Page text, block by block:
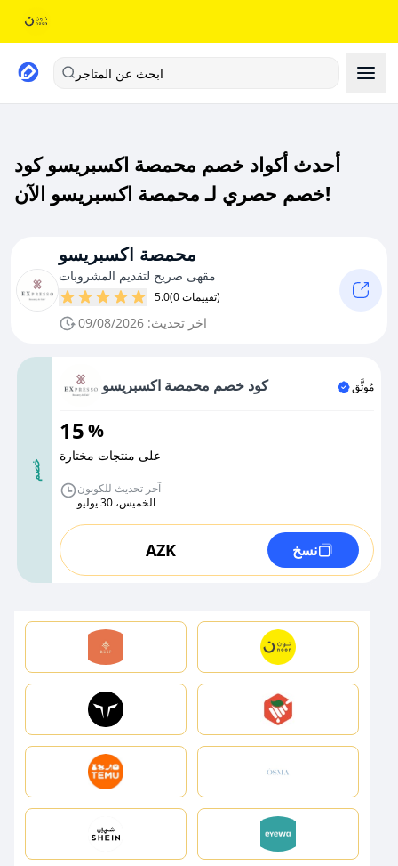
ابحث عن المتاجر
أحدث أكواد خصم محمصة اكسبريسو كود
خصم حصري لـ محمصة اكسبريسو الآن!
محمصة اكسبريسو
مقهى صريح لتقديم المشروبات
5.0 (0 تقييمات)
اخر تحديث: 09/08/2026
خصم
كود خصم محمصة اكسبريسو مُوثَّق
15%
على منتجات مختارة
آخر تحديث للكوبون
الخميس، 30 يوليو
AZK نسخ